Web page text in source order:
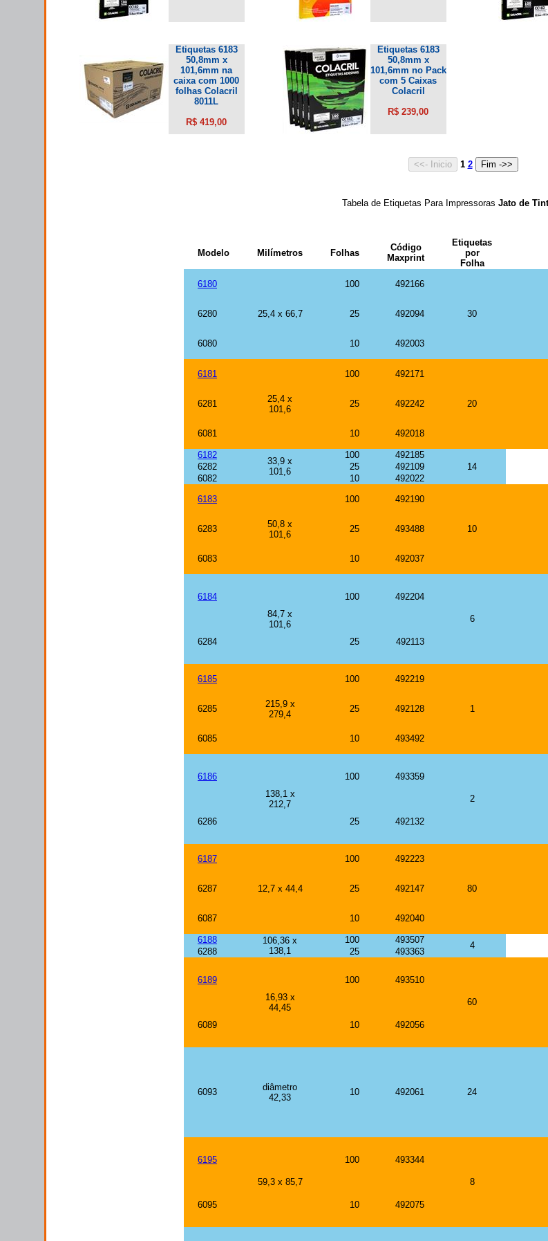
Etiquetas 6183
50,8mm x
101,6mm na
caixa com 1000
folhas Colacril
8011L
R$ 419,00
Etiquetas 6183
50,8mm x
101,6mm no Pack
com 5 Caixas
Colacril
R$ 239,00
1 2
Tabela de Etiquetas Para Impressoras Jato de
Modelo Milímetros Folhas
Código
Maxprint
Etiquetas
por
Folha
6180
25,4 x 66,7
100 492166
30
6280 25 492094
6080 10 492003
6181
25,4 x
101,6
100 492171
20
6281 25 492242
6081 10 492018
6182
33,9 x
101,6
100
492185
14
6282 25
492109
6082
10
492022
6183
50,8 x
101,6
100 492190
10
6283 25 493488
6083 10 492037
6184
84,7 x
101,6
100 492204
6
6284 25 492113
6185
215,9 x
279,4
100 492219
1
6285 25 492128
6085 10 493492
6186
138,1 x
212,7
100 493359
2
6286 25 492132
6187
12,7 x 44,4
100 492223
80
6287 25 492147
6087 10 492040
6188
106,36 x
138,1
100 493507
4
6288 25 493363
6189
16,93 x
44,45
100 493510
60
6089 10 492056
6093
diâmetro
42,33
10 492061 24
6195
59,3 x 85,7
100 493344
8
6095 10 492075